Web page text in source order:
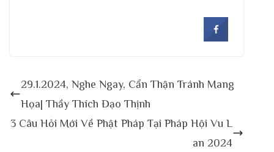
29.1.2024, Nghe Ngay, Cẩn Thận Tránh Mang
Họa| Thầy Thích Đạo Thịnh
3 Câu Hỏi Mới Về Phật Pháp Tại Pháp Hội Vu L
an 2024